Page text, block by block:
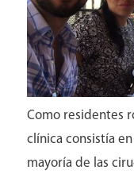
Como residentes
clínica consistía
mayoría de las